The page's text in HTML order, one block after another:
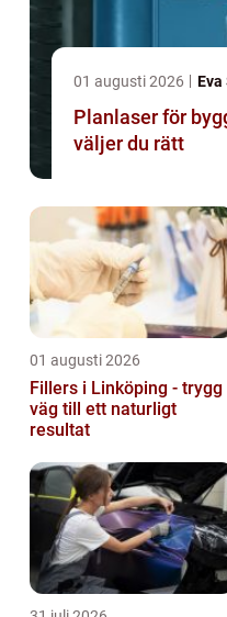
01 augusti 2026 Eva
Planlaser för
väljer du rätt
01 augusti 2026
Fillers i Linköping - trygg
väg till ett naturligt
resultat